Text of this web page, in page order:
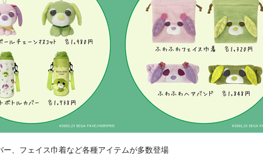
、フェイス巾着など各種アイテムが多数登場